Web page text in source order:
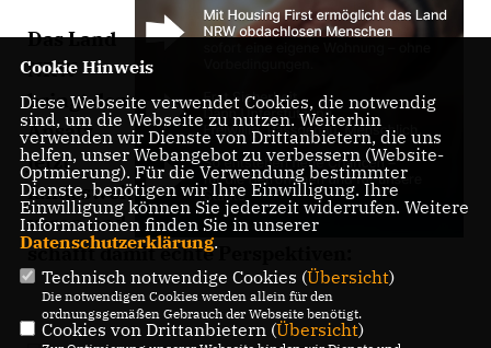
Das Land
NRW
bringt den
Ansatz
jetzt
landesweit
voran und
schafft damit echte Perspektiven:
Cookie Hinweis
Diese Webseite verwendet Cookies, die notwendig
sind, um die Webseite zu nutzen. Weiterhin
verwenden wir Dienste von Drittanbietern, die uns
helfen, unser Webangebot zu verbessern (Website-
Optmierung). Für die Verwendung bestimmter
Dienste, benötigen wir Ihre Einwilligung. Ihre
Einwilligung können Sie jederzeit widerrufen. Weitere
Informationen finden Sie in unserer
Datenschutzerklärung.
Technisch notwendige Cookies (Übersicht)
Die notwendigen Cookies werden allein für den
ordnungsgemäßen Gebrauch der Webseite benötigt.
Cookies von Drittanbietern (Übersicht)